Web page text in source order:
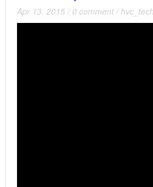
Apr 13, 2015 / 0 comment /hvc_tech